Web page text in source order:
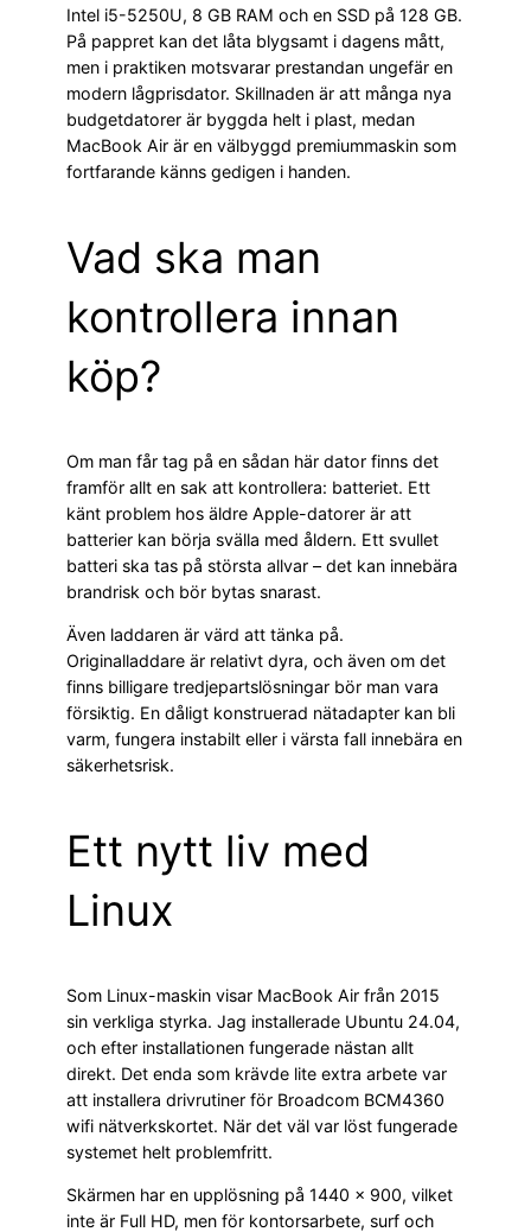
Intel i5-5250U, 8 GB RAM och en SSD på 128 GB.
På pappret kan det låta blygsamt i dagens mått,
men i praktiken motsvarar prestandan ungefär en
modern lågprisdator. Skillnaden är att många nya
budgetdatorer är byggda helt i plast, medan
MacBook Air är en välbyggd premiummaskin som
fortfarande känns gedigen i handen.
Vad ska man
kontrollera innan
köp?
Om man får tag på en sådan här dator finns det
framför allt en sak att kontrollera: batteriet. Ett
känt problem hos äldre Apple-datorer är att
batterier kan börja svälla med åldern. Ett svullet
batteri ska tas på största allvar – det kan innebära
brandrisk och bör bytas snarast.
Även laddaren är värd att tänka på.
Originalladdare är relativt dyra, och även om det
finns billigare tredjepartslösningar bör man vara
försiktig. En dåligt konstruerad nätadapter kan bli
varm, fungera instabilt eller i värsta fall innebära en
säkerhetsrisk.
Ett nytt liv med
Linux
Som Linux-maskin visar MacBook Air från 2015
sin verkliga styrka. Jag installerade Ubuntu 24.04,
och efter installationen fungerade nästan allt
direkt. Det enda som krävde lite extra arbete var
att installera drivrutiner för Broadcom BCM4360
wifi nätverkskortet. När det väl var löst fungerade
systemet helt problemfritt.
Skärmen har en upplösning på 1440 × 900, vilket
inte är Full HD, men för kontorsarbete, surf och